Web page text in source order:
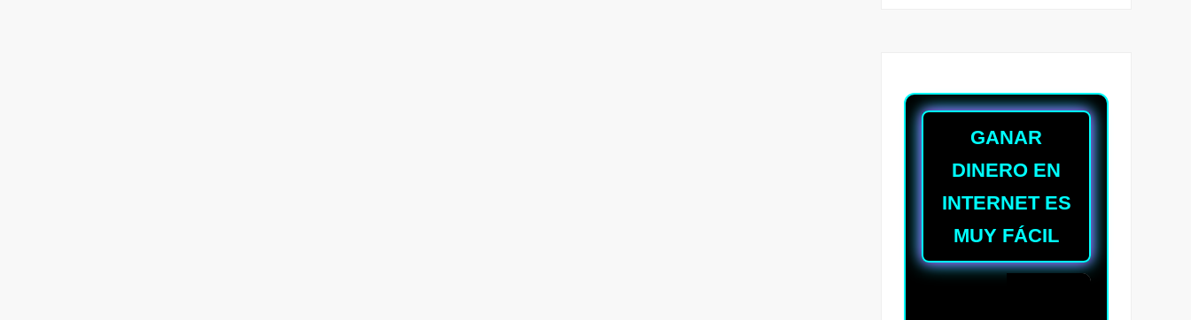
GANAR
DINERO EN
INTERNET ES
MUY FÁCIL